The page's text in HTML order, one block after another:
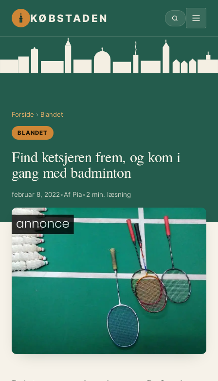
KØBSTADEN
Forside › Blandet
BLANDET
Find ketsjeren frem, og kom i
gang med badminton
februar 8, 2022•Af Pia•2 min. læsning